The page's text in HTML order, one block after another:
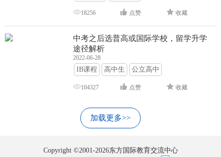
18256 点赞 收藏
中考之后选普高或国际学校，留学升学
途径解析
2022-06-28
IB课程 高中生 公立高中
104327 点赞 收藏
加载更多>>
Copyright ©2001-2026东方国际教育交流中心